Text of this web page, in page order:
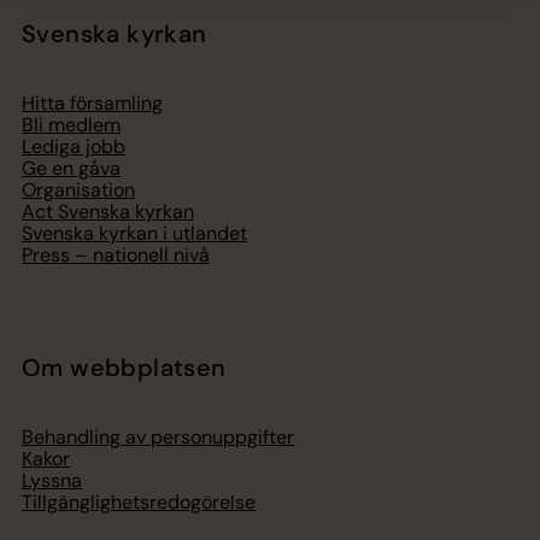
Svenska kyrkan
Hitta församling
Bli medlem
Lediga jobb
Ge en gåva
Organisation
Act Svenska kyrkan
Svenska kyrkan i utlandet
Press – nationell nivå
Om webbplatsen
Behandling av personuppgifter
Kakor
Lyssna
Tillgänglighetsredogörelse